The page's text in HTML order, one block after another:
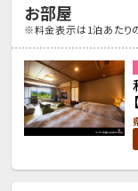
お部屋
※料金表示は1泊あたり